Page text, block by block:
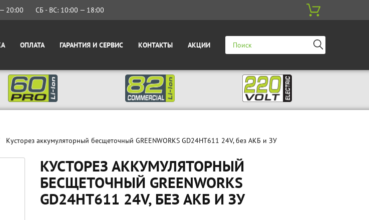
20:00 СБ - ВС: 10:00 — 18:00
ОПЛАТА ГАРАНТИЯ И СЕРВИС КОНТАКТЫ АКЦИИ
Кусторез аккумуляторный бесщеточный GREENWORKS GD24HT611 24V, без АКБ и ЗУ
КУСТОРЕЗ АККУМУЛЯТОРНЫЙ
БЕСЩЕТОЧНЫЙ GREENWORKS
GD24HT611 24V, БЕЗ АКБ И ЗУ